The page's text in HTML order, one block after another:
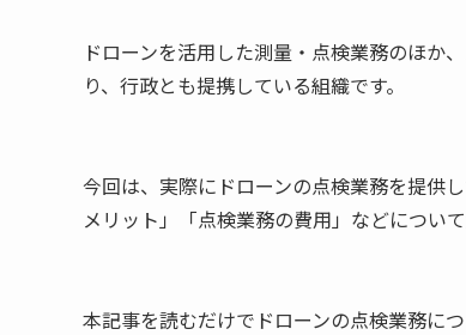
ドローンを活用した測量・点検業務のほか
り、行政とも提携している組織です。
今回は、実際にドローンの点検業務を提供
メリット」「点検業務の費用」などについて
本記事を読むだけでドローンの点検業務に